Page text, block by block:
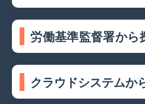
労働基準監督署から
クラウドシステムか